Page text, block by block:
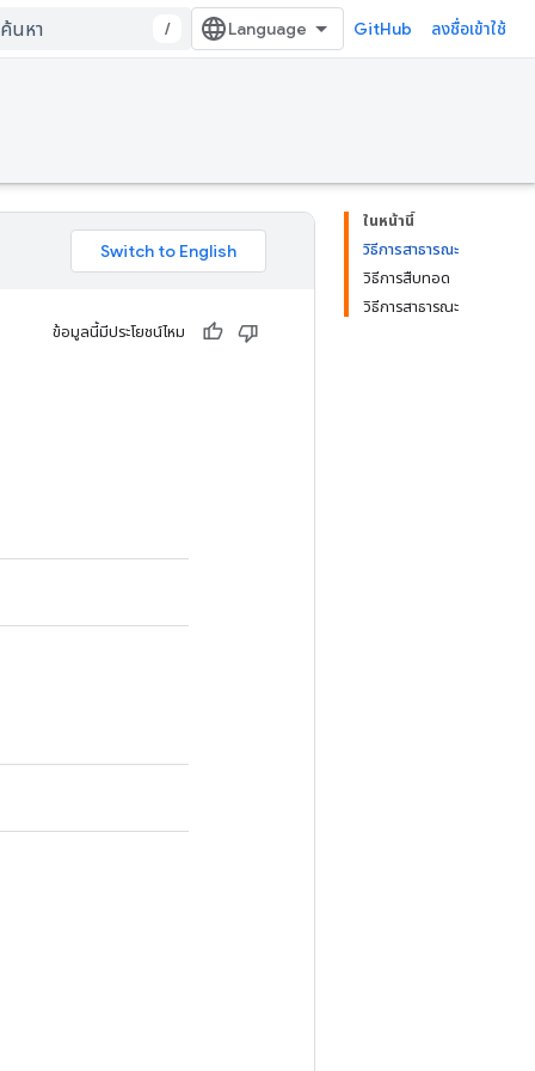
/ GitHub ลงชื่อเข้าใช้
ในหน้านี้
วิธีการสาธารณะ
วิธีการสืบทอด
วิธีการสาธารณะ
ข้อมูลนี้มีประโยชน์ไหม